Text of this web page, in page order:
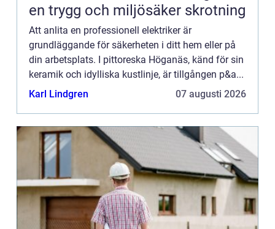
en trygg och miljösäker skrotning
Att anlita en professionell elektriker är
grundläggande för säkerheten i ditt hem eller på
din arbetsplats. I pittoreska Höganäs, känd för sin
keramik och idylliska kustlinje, är tillgången p&a...
Karl Lindgren
07 augusti 2026